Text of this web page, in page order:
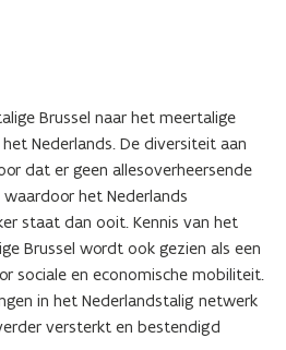
Brussel naar het meertalige
Nederlands. De diversiteit aan
dat er geen allesoverheersende
het Nederlands
staat dan ooit. Kennis van het
Brussel wordt ook gezien als een
sociale en economische mobiliteit.
in het Nederlandstalig netwerk
versterkt en bestendigd